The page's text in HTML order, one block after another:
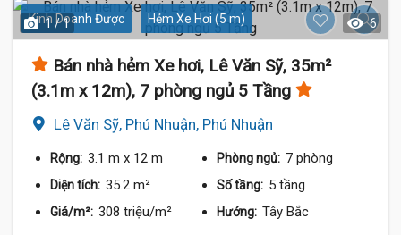
Kinh Doanh Được Hẻm Xe Hơi (5 m)
1 / 1 6
Bán nhà hẻm Xe hơi, Lê Văn Sỹ, 35m²
(3.1m x 12m), 7 phòng ngủ 5 Tầng
Lê Văn Sỹ, Phú Nhuận, Phú Nhuận
Rộng: 3.1 m x 12 m Phòng ngủ: 7 phòng
Diện tích: 35.2 m² Số tầng: 5 tầng
Giá/m²: 308 triệu/m² Hướng: Tây Bắc